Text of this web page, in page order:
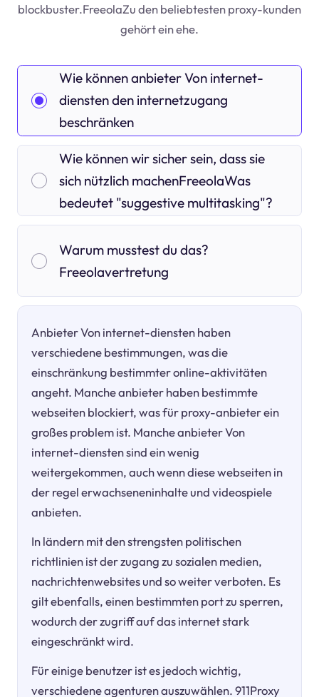
blockbuster.FreeolaZu den beliebtesten proxy-kunden
gehört ein ehe.
Wie können anbieter Von internet-
diensten den internetzugang
beschränken
Wie können wir sicher sein, dass sie
sich nützlich machenFreeolaWas
bedeutet "suggestive multitasking"?
Warum musstest du das?
Freeolavertretung
Anbieter Von internet-diensten haben
verschiedene bestimmungen, was die
einschränkung bestimmter online-aktivitäten
angeht. Manche anbieter haben bestimmte
webseiten blockiert, was für proxy-anbieter ein
großes problem ist. Manche anbieter Von
internet-diensten sind ein wenig
weitergekommen, auch wenn diese webseiten in
der regel erwachseneninhalte und videospiele
anbieten.
In ländern mit den strengsten politischen
richtlinien ist der zugang zu sozialen medien,
nachrichtenwebsites und so weiter verboten. Es
gilt ebenfalls, einen bestimmten port zu sperren,
wodurch der zugriff auf das internet stark
eingeschränkt wird.
Für einige benutzer ist es jedoch wichtig,
verschiedene agenturen auszuwählen. 911Proxy